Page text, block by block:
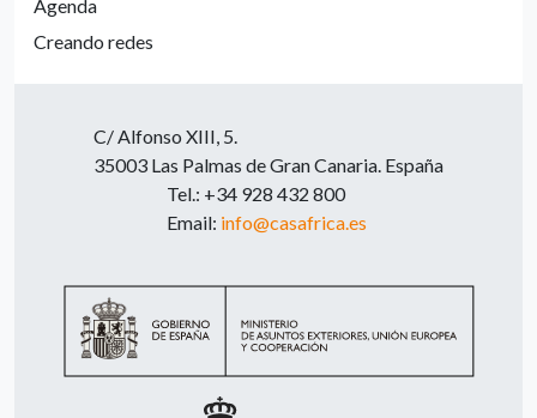
Agenda
Creando redes
C/ Alfonso XIII, 5.
35003 Las Palmas de Gran Canaria. España
Tel.: +34 928 432 800
Email: info@casafrica.es